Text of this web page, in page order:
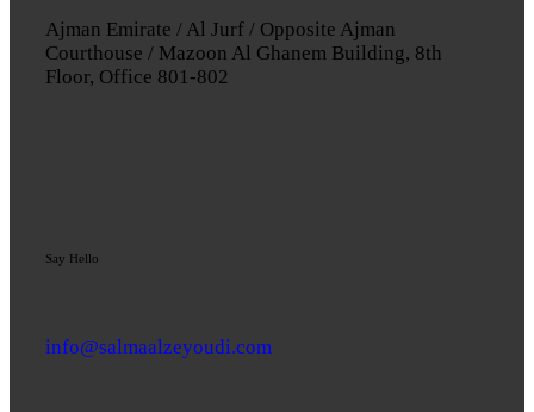
Ajman Emirate / Al Jurf / Opposite Ajman
Courthouse / Mazoon Al Ghanem Building, 8th
Floor, Office 801-802
Say Hello
info@salmaalzeyoudi.com